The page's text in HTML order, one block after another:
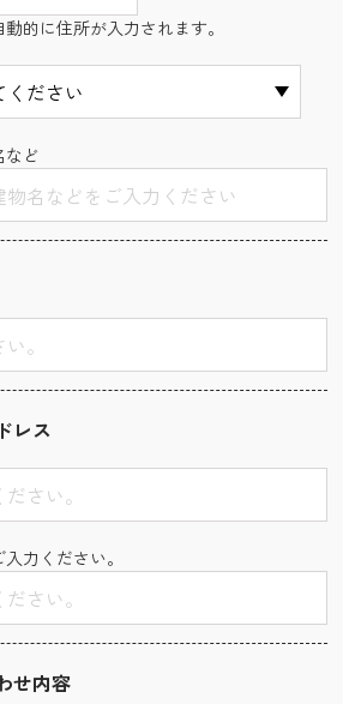
的に住所が入力されます。
など
レス
力ください。
せ内容